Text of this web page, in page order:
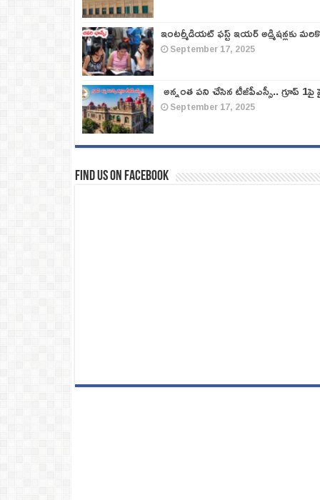
ఇంటర్మీడియట్ ఫస్ట్‌ ఇయర్‌ అడ్మిషన్లకు
September 17, 2025
అన్నంత పని చేసిన టీజీపీఎస్సీ.. గ్రూప్‌
September 17, 2025
Find us on Facebook